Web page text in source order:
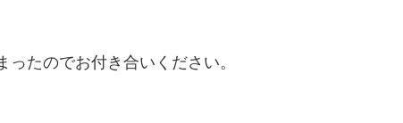
たのでお付き合いください。